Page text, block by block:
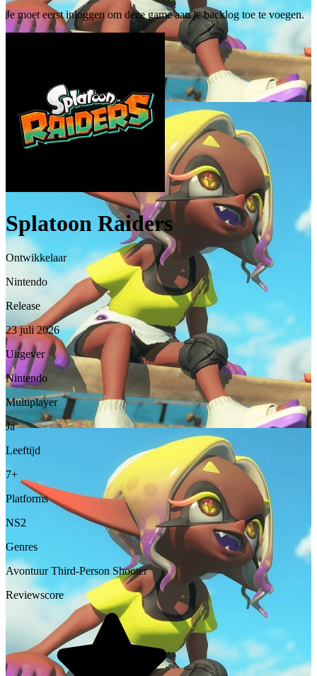
Je moet eerst inloggen om deze game aan je backlog toe te voegen.
Splatoon Raiders
Ontwikkelaar
Nintendo
Release
23 juli 2026
Uitgever
Nintendo
Multiplayer
Ja
Leeftijd
7+
Platforms
NS2
Genres
Avontuur Third-Person Shooter
Reviewscore